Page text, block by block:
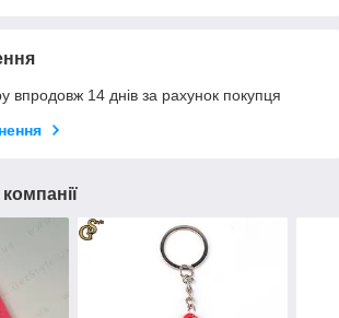
впродовж 14 днів за рахунок покупця